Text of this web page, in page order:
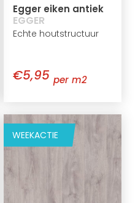
Egger eiken antiek
EGGER
Echte houtstructuur
€5,95 per m2
WEEKACTIE